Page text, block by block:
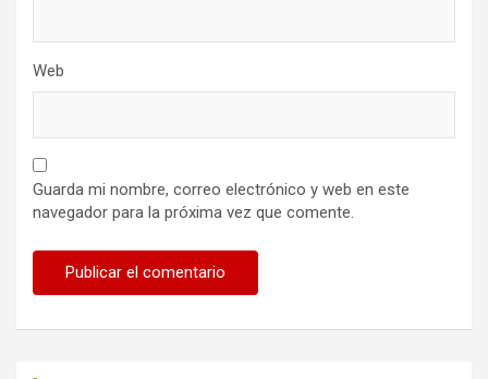
Web
Guarda mi nombre, correo electrónico y web en este
navegador para la próxima vez que comente.